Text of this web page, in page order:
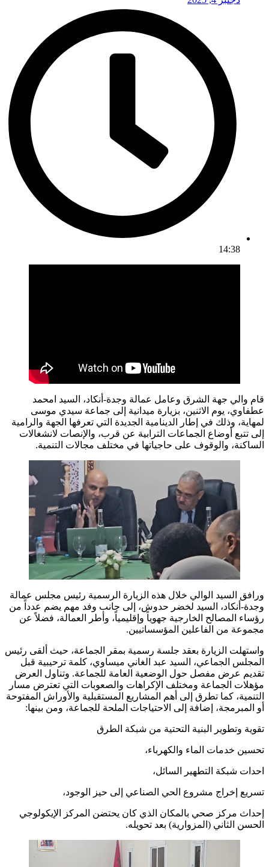
14:38
قام والي جهة الشرق وعامل عمالة وجدة-أنكاد، السيد امحمد
عطفاوي، يوم الاثنين، بزيارة ميدانية إلى جماعة سيدي موسى
لمهاية، وذلك في إطار الدينامية الجديدة التي تعرفها الجهة والرامية
إلى تتبع أوضاع الجماعات الترابية عن قرب، والإنصات لانشغالات
الساكنة، والوقوف على حاجياتها في مختلف مجالات التنمية.
ورافق السيد الوالي خلال هذه الزيارة الرسمية رئيس مجلس عمالة
وجدة-أنكاد، السيد لخضر حدوش، إلى جانب وفد مهم يضم عدداً من
رؤساء المصالح الخارجية جهوياً وإقليمياً، وأطر العمالة، فضلاً عن
مجموعة من الفاعلين المؤسساتيين.
واستهلت الزيارة بعقد جلسة رسمية بمقر الجماعة، حيث ألقى رئيس
المجلس الجماعي، السيد عبد الغاني ميساوي، كلمة ترحيبية قبل
تقديم عرض مفصل حول الوضعية العامة للجماعة. وتناول العرض
مؤهلات الجماعة ومختلف الإكراهات والصعوبات التي تعترض مسار
التنمية، كما تطرق إلى أهم المشاريع المستقبلية والأوراش المفتوحة
أو المبرمجة، إضافة إلى الاحتياجات الملحة للجماعة، ومن بينها:
تقوية وتطوير البنية التحتية من شبكة الطرق
تحسين خدمات الماء والكهرباء،
احدات شبكة التطهير السائل،
تسريع إخراج مشروع الحي الصناعي إلى حيز الوجود،
إحداث مركز صحي بالمكان الذي كان يحتضن المركز الإيكولوجي
الحسن الثاني (المزوارية) بعد تحويله.